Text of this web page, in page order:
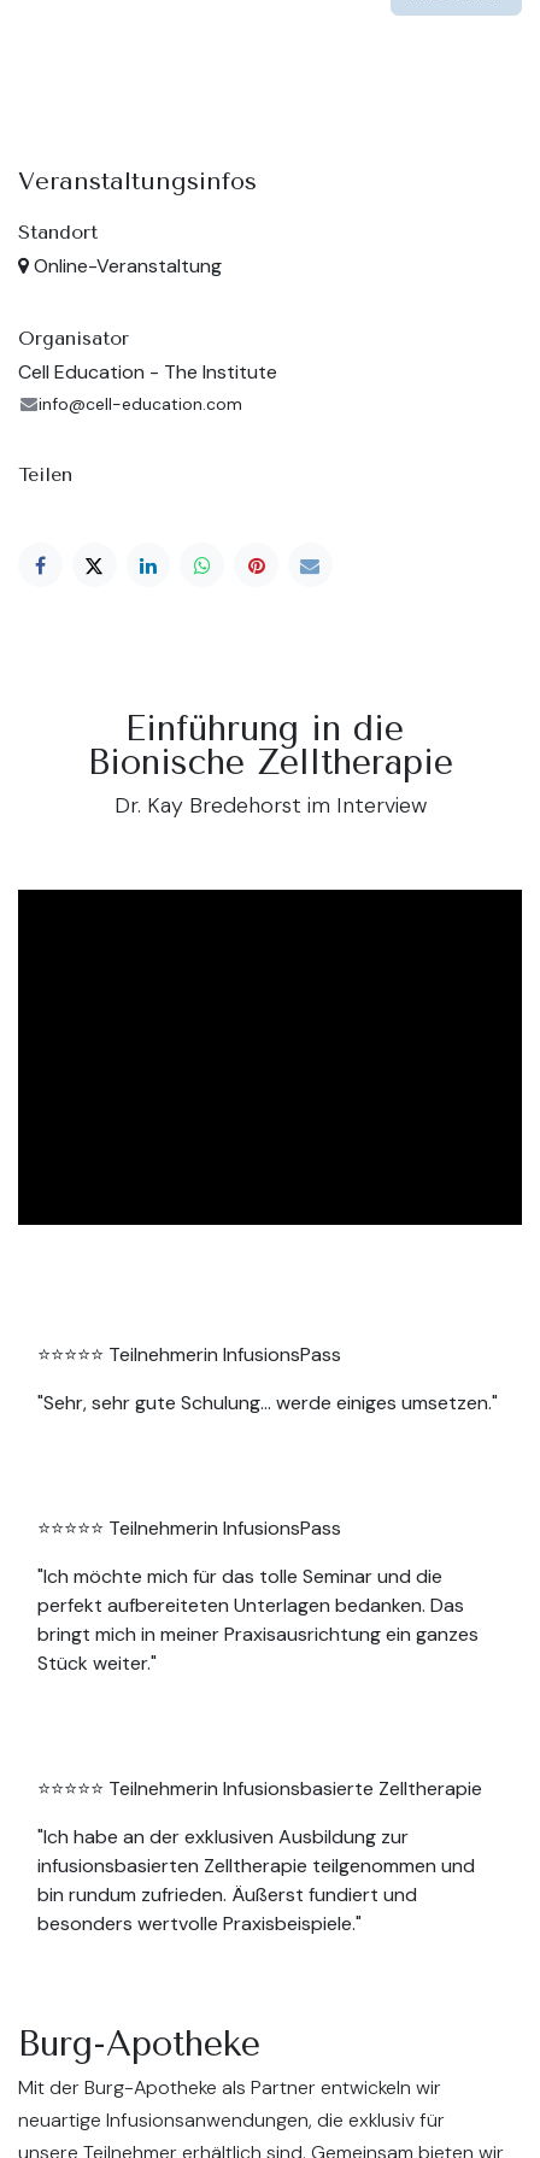
Veranstaltungsinfos
Standort
Online-Veranstaltung
Organisator
Cell Education - The Institute
info@cell-education.com
Teilen
Einführung in die
Bionische Zelltherapie
Dr. Kay Bredehorst im Interview
⭐⭐⭐⭐⭐ Teilnehmerin InfusionsPass
"Sehr, sehr gute Schulung… werde einiges umsetzen."
⭐⭐⭐⭐⭐ Teilnehmerin InfusionsPass
"Ich möchte mich für das tolle Seminar und die
perfekt aufbereiteten Unterlagen bedanken. Das
bringt mich in meiner Praxisausrichtung ein ganzes
Stück weiter."
⭐⭐⭐⭐⭐ Teilnehmerin Infusionsbasierte Zelltherapie
"Ich habe an der exklusiven Ausbildung zur
infusionsbasierten Zelltherapie teilgenommen und
bin rundum zufrieden. Äußerst fundiert und
besonders wertvolle Praxisbeispiele."
Burg-Apotheke
Mit der Burg-Apotheke als Partner entwickeln wir
neuartige Infusionsanwendungen, die exklusiv für
unsere Teilnehmer erhältlich sind. Gemeinsam bieten wir